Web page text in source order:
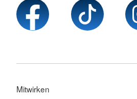
Mitwirken